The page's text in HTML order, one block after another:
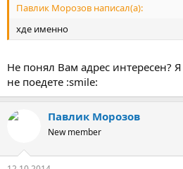
Павлик Морозов написал(а):
хде именно
Не понял Вам адрес интересен?
не поедете :smile:
Павлик Морозов
New member